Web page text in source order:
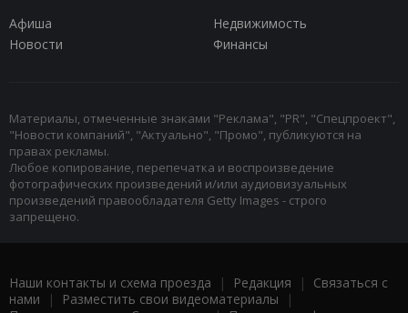
Афиша
Недвижимость
Новости
Финансы
Материалы, отмеченные знаками "Реклама", "PR", "Спецпроект",
"Новости компаний", "Актуально", "Промо", публикуются на
правах рекламы.
Любое копирование, перепечатка и воспроизведение
фотографических произведений и/или аудиовизуальных
произведений правообладателя Getty Images - строго
запрещено.
Наши контакты и схема проезда | Редакция | Связаться с
нами | Разместить свои видеоматериалы |